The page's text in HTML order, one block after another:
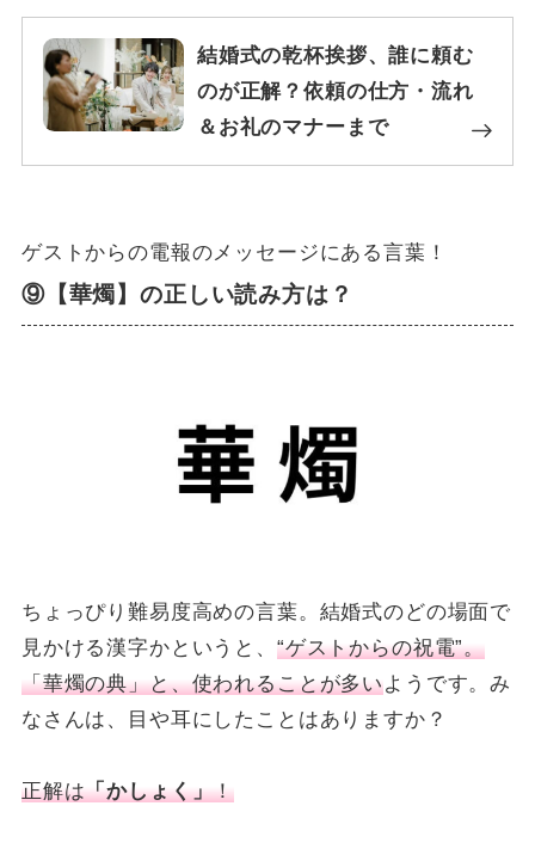
結婚式の乾杯挨拶、誰に頼む
のが正解？依頼の仕方・流れ
＆お礼のマナーまで
ゲストからの電報のメッセージにある言葉！
⑨【華燭】の正しい読み方は？
ちょっぴり難易度高めの言葉。結婚式のどの場面で
見かける漢字かというと、 “ゲストからの祝電”。
「華燭の典」と、使われることが多いようです。み
なさんは、目や耳にしたことはありますか？
正解は「かしょく」！